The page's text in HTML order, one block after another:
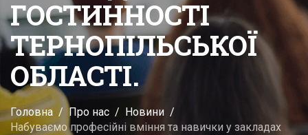
ГОСТИННОСТІ
ТЕРНОПІЛЬСЬКОЇ
ОБЛАСТІ.
Головна Про нас
Новини
Набуваємо професійні вміння та навички у закладах